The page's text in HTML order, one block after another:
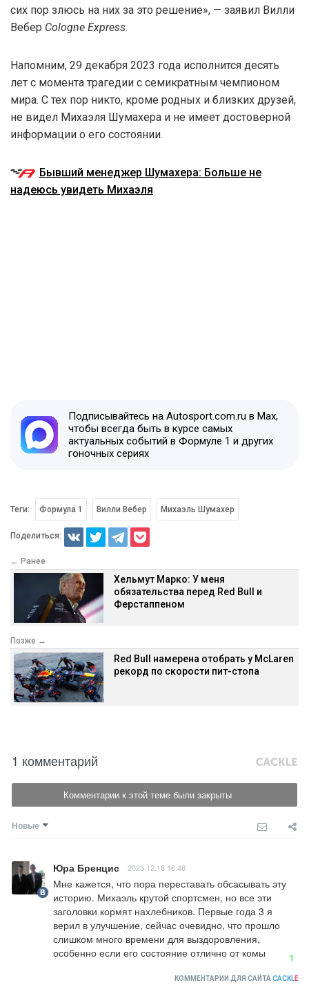
сих пор злюсь на них за это решение», — заявил Вилли
Вебер Cologne Express.
Напомним, 29 декабря 2023 года исполнится десять
лет с момента трагедии с семикратным чемпионом
мира. С тех пор никто, кроме родных и близких друзей,
не видел Михаэля Шумахера и не имеет достоверной
информации о его состоянии.
Бывший менеджер Шумахера: Больше не
надеюсь увидеть Михаэля
Подписывайтесь на Autosport.com.ru в Max,
чтобы всегда быть в курсе самых
актуальных событий в Формуле 1 и других
гоночных сериях
Теги: Формула 1 Вилли Вебер Михаэль Шумахер
Поделиться:
← Ранее
Хельмут Марко: У меня
обязательства перед Red Bull и
Ферстаппеном
Позже →
Red Bull намерена отобрать у McLaren
рекорд по скорости пит-стопа
1 комментарий
Комментарии к этой теме были закрыты
Новые
Юра Бренцис 2023.12.18 16:48
Мне кажется, что пора переставать обсасывать эту
историю. Михаэль крутой спортсмен, но все эти
заголовки кормят нахлебников. Первые года 3 я
верил в улучшение, сейчас очевидно, что прошло
слишком много времени для выздоровления,
особенно если его состояние отлично от комы
1
КОММЕНТАРИИ ДЛЯ САЙТА CACKLE